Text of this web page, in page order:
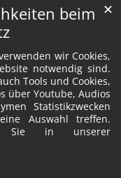
beim
wir Cookies,
notwendig sind.
Tools und Cookies,
über Youtube, Audios
Statistikzwecken
Auswahl treffen.
Sie in unserer
✕